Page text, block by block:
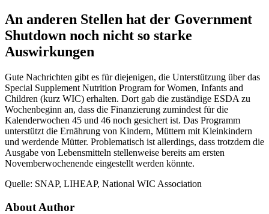
An anderen Stellen hat der Government
Shutdown noch nicht so starke
Auswirkungen
Gute Nachrichten gibt es für diejenigen, die Unterstützung über das
Special Supplement Nutrition Program for Women, Infants and
Children (kurz WIC) erhalten. Dort gab die zuständige ESDA zu
Wochenbeginn an, dass die Finanzierung zumindest für die
Kalenderwochen 45 und 46 noch gesichert ist. Das Programm
unterstützt die Ernährung von Kindern, Müttern mit Kleinkindern
und werdende Mütter. Problematisch ist allerdings, dass trotzdem die
Ausgabe von Lebensmitteln stellenweise bereits am ersten
Novemberwochenende eingestellt werden könnte.
Quelle: SNAP, LIHEAP, National WIC Association
About Author